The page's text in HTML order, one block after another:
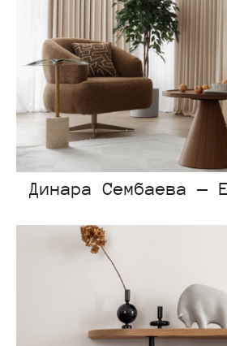
Динара Сембаева —